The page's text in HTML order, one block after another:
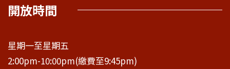
開放時間
星期一至星期五
2:00pm-10:00pm(繳費至9:45pm)